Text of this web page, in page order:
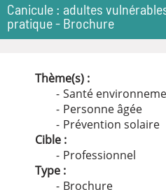
Canicule : adultes
pratique - Brochure
Thème(s) :
Santé
Personne âgée
Prévention solaire
Cible :
Professionnel
Type :
Brochure